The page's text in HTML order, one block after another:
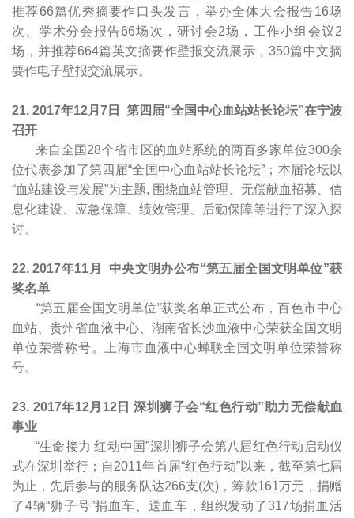
推荐66篇优秀摘要作口头发言，举办全体大会报告16场
次、学术分会报告66场次，研讨会2场，工作小组会议2
场，并推荐664篇英文摘要作壁报交流展示，350篇中文摘
要作电子壁报交流展示。
21. 2017年12月7日第四届“全国中心血站站长论坛”在宁波
召开
来自全国28个省市区的血站系统的两百多家单位300余
位代表参加了第四届“全国中心血站站长论坛”；本届论坛以
“血站建设与发展”为主题, 围绕血站管理、无偿献血招募、信
息化建设、应急保障、绩效管理、后勤保障等进行了深入探
讨。
22. 2017年11月 中央文明办公布“第五届全国文明单位”获
奖名单
“第五届全国文明单位”获奖名单正式公布，百色市中心
血站、贵州省血液中心、湖南省长沙血液中心荣获全国文明
单位荣誉称号。上海市血液中心蝉联全国文明单位荣誉称
号。
23. 2017年12月12日 深圳狮子会“红色行动”助力无偿献血
事业
“生命接力 红动中国”深圳狮子会第八届红色行动启动仪
式在深圳举行；自2011年首届“红色行动”以来，截至第七届
为止，先后参与的服务队达266支(次)，筹款161万元，捐赠
了4辆“狮子号”捐血车、送血车，组织发动了317场捐血活